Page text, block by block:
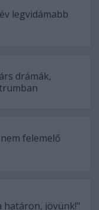
legvidámabb
drámák,
felemelő
határon, jövünk!"